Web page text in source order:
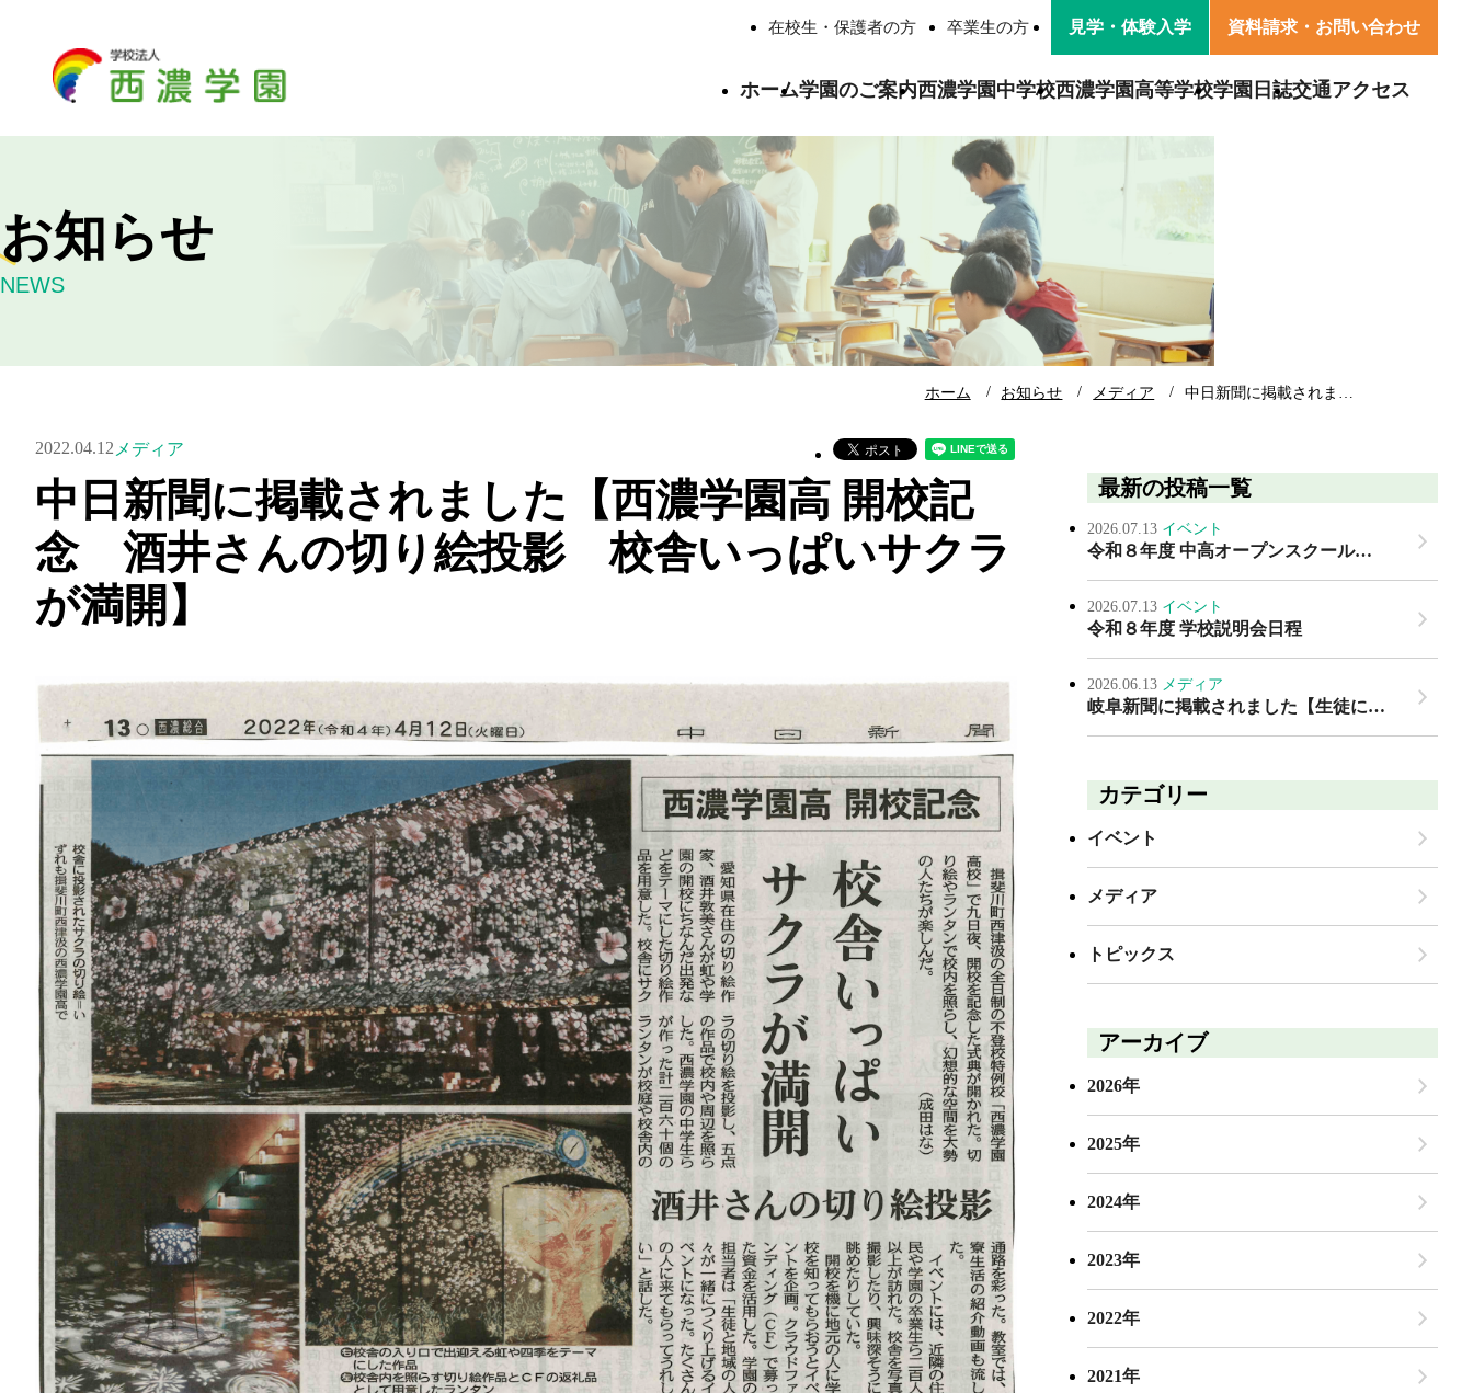
在校生・保護者の方 卒業生の方 見学・ 体験入学 資料請求・ お問い合わせ
ホーム学園のご案内
ごあいさつ 学校法人西濃学園 学園の方針
いじめ防止基本方針 西濃学園の寮生活
よくあるご質問 認定・表彰 寄附金募集のお知らせ
教職員紹介 校歌紹介
西濃学園中学校
西濃学園中学校について 卒業生の声
交通アクセス
西濃学園高等学校
西濃学園高等学校について 学校生活
卒業生の進路 卒業生の声
学園日誌交通アクセス
お知らせ
NEWS
ホーム お知らせ メディア 中日新聞に掲載されま…
2022.04.12 メディア
中日新聞に掲載されました【西濃学園高 開校記
念 酒井さんの切り絵投影 校舎いっぱいサクラ
が満開】
最新の投稿一覧
2026.07.13 イベント
令和８年度 中高オープンスクール…
2026.07.13 イベント
令和８年度 学校説明会日程
2026.06.13 メディア
岐阜新聞に掲載されました【生徒に…
カテゴリー
イベント
メディア
トピックス
アーカイブ
2026年
2025年
2024年
2023年
2022年
2021年